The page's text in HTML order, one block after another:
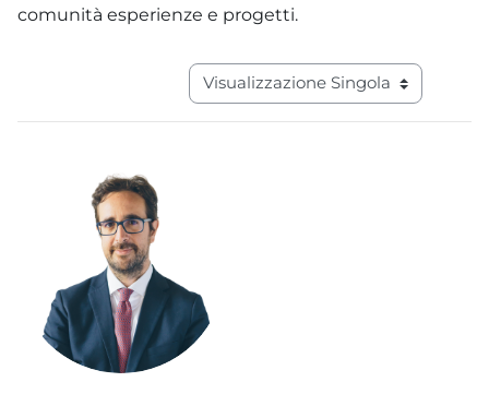
comunità esperienze e progetti.
Navigazione terziaria modalità